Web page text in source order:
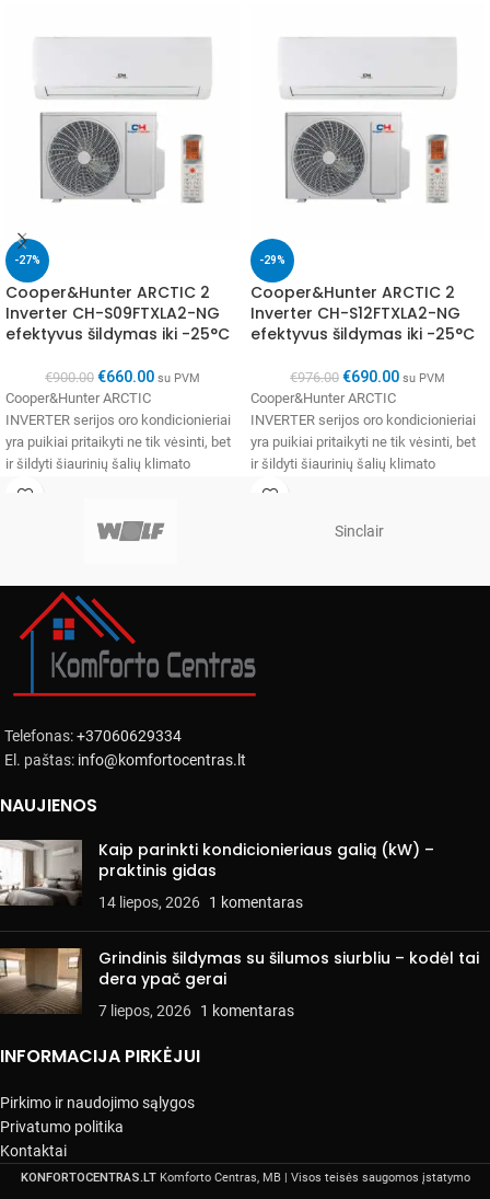
-27%
Cooper&Hunter ARCTIC 2
Inverter CH-S09FTXLA2-NG
efektyvus šildymas iki -25°C
€900.00 €660.00 su PVM
Cooper&Hunter ARCTIC
INVERTER serijos oro kondicionieriai
yra puikiai pritaikyti ne tik vėsinti, bet
ir šildyti šiaurinių šalių klimato
sąlygomis. Tarptautinė
-29%
Cooper&Hunter ARCTIC 2
Inverter CH-S12FTXLA2-NG
efektyvus šildymas iki -25°C
€976.00 €690.00 su PVM
Cooper&Hunter ARCTIC
INVERTER serijos oro kondicionieriai
yra puikiai pritaikyti ne tik vėsinti, bet
ir šildyti šiaurinių šalių klimato
sąlygomis. Tarptautinė
Sinclair
Telefonas:+37060629334
El. paštas: info@komfortocentras.lt
NAUJIENOS
Kaip parinkti kondicionieriaus galią (kW) –
praktinis gidas
14 liepos, 2026 1 komentaras
Grindinis šildymas su šilumos siurbliu – kodėl tai
dera ypač gerai
7 liepos, 2026 1 komentaras
INFORMACIJA PIRKĖJUI
Pirkimo ir naudojimo sąlygos
Privatumo politika
Kontaktai
KONFORTOCENTRAS.LT Komforto Centras, MB | Visos teisės saugomos įstatymo